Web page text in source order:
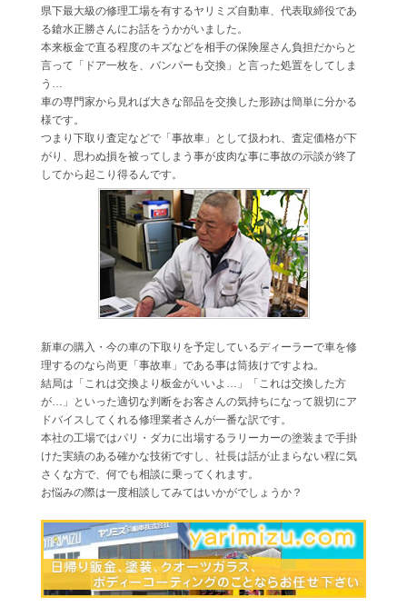
県下最大級の修理工場を有するヤリミズ自動車、代表取締役であ
る鎗水正勝さんにお話をうかがいました。
本来板金で直る程度のキズなどを相手の保険屋さん負担だからと
言って「ドア一枚を、バンパーも交換」と言った処置をしてしま
う…
車の専門家から見れば大きな部品を交換した形跡は簡単に分かる
様です。
つまり下取り査定などで「事故車」として扱われ、査定価格が下
がり、思わぬ損を被ってしまう事が皮肉な事に事故の示談が終了
してから起こり得るんです。
新車の購入・今の車の下取りを予定しているディーラーで車を修
理するのなら尚更「事故車」である事は筒抜けですよね。
結局は「これは交換より板金がいいよ…」「これは交換した方
が…」といった適切な判断をお客さんの気持ちになって親切にア
ドバイスしてくれる修理業者さんが一番な訳です。
本社の工場ではパリ・ダカに出場するラリーカーの塗装まで手掛
けた実績のある確かな技術ですし、社長は話が止まらない程に気
さくな方で、何でも相談に乗ってくれます。
お悩みの際は一度相談してみてはいかがでしょうか？